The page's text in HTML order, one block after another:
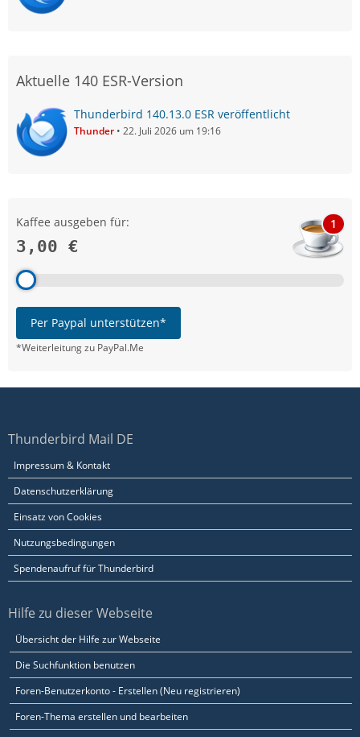
Aktuelle 140 ESR-Version
Thunderbird 140.13.0 ESR veröffentlicht
Thunder 22. Juli 2026 um 19:16
Kaffee ausgeben für:
3,00 €
1
Per Paypal unterstützen*
*Weiterleitung zu PayPal.Me
Thunderbird Mail DE
Impressum & Kontakt
Datenschutzerklärung
Einsatz von Cookies
Nutzungsbedingungen
Spendenaufruf für Thunderbird
Hilfe zu dieser Webseite
Übersicht der Hilfe zur Webseite
Die Suchfunktion benutzen
Foren-Benutzerkonto - Erstellen (Neu registrieren)
Foren-Thema erstellen und bearbeiten